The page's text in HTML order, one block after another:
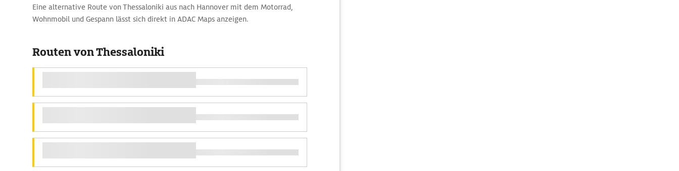
Eine alternative Route von Thessaloniki aus nach Hannover mit dem Motorrad,
Wohnmobil und Gespann lässt sich direkt in ADAC Maps anzeigen.
Routen von Thessaloniki